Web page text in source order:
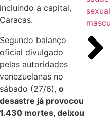
incluindo a capital,
Caracas.
Segundo balanço
oficial divulgado
pelas autoridades
venezuelanas no
sábado (27/6),o
desastre já provocou
1.430 mortes, deixou